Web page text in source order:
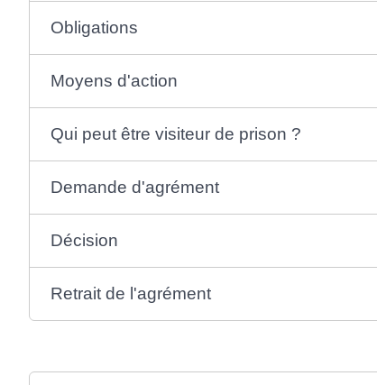
Obligations
Moyens d'action
Qui peut être visiteur de prison ?
Demande d'agrément
Décision
Retrait de l'agrément